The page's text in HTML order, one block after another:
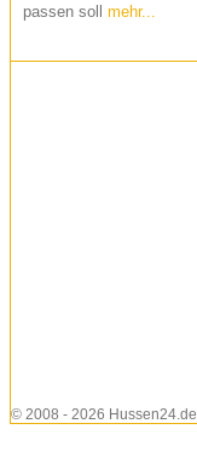
passen soll mehr...
© 2008 - 2026 Hussen24.de